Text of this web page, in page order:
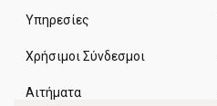
Υπηρεσίες
Χρήσιμοι Σύνδεσμοι
Αιτήματα